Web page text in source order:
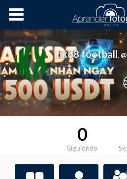
Cursos OnLine
nk88 football,
0
Siguiendo